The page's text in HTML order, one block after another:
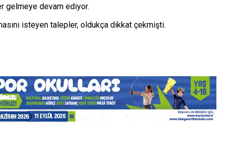
gelmeye devam ediyor.
isteyen talepler, oldukça dikkat çekmişti.